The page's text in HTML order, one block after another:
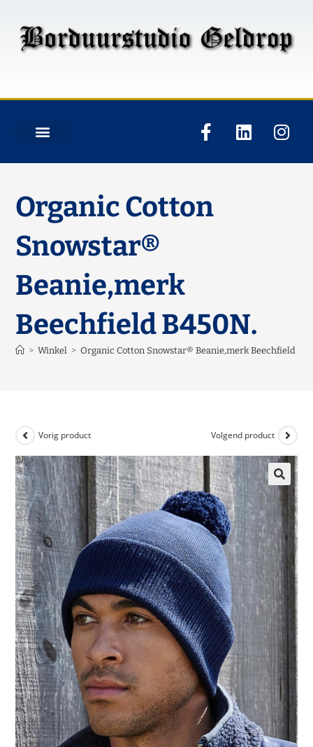
Organic Cotton
Snowstar®
Beanie,merk
Beechfield B450N.
> Winkel > Organic Cotton Snowstar® Beanie,merk Beechfield
Vorig product Volgend product